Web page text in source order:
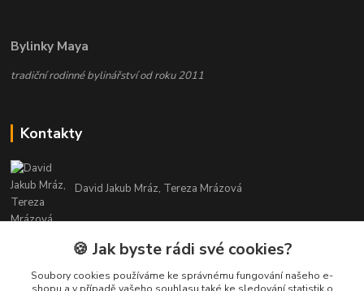
Bylinky Maya
tradiční rodinné bylinářství od roku 2011
Kontakty
David Jakub Mráz, Tereza Mrázová
info@bylinky-maya.cz
🍪 Jak byste rádi své cookies?
Soubory cookies používáme ke správnému fungování našeho e-